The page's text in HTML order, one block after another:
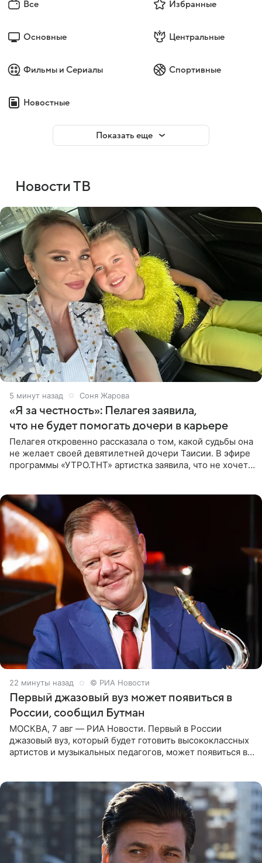
Все Избранные
Основные Центральные
Фильмы и Сериалы Спортивные
Новостные
Показать еще
Новости ТВ
5 минут назад Соня Жарова
«Я за честность»: Пелагея заявила,
что не будет помогать дочери в карьере
Пелагея откровенно рассказала о том, какой судьбы она
не желает своей девятилетней дочери Таисии. В эфире
программы «УТРО.ТНТ» артистка заявила, что не хочет
22 минуты назад © РИА Новости
Первый джазовый вуз может появиться в
России, сообщил Бутман
МОСКВА, 7 авг — РИА Новости. Первый в России
джазовый вуз, который будет готовить высококлассных
артистов и музыкальных педагогов, может появиться в